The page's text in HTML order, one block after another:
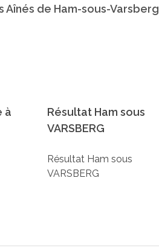
Aînés de Ham-sous-Varsberg
à
Résultat Ham sous
VARSBERG
Résultat Ham sous
VARSBERG